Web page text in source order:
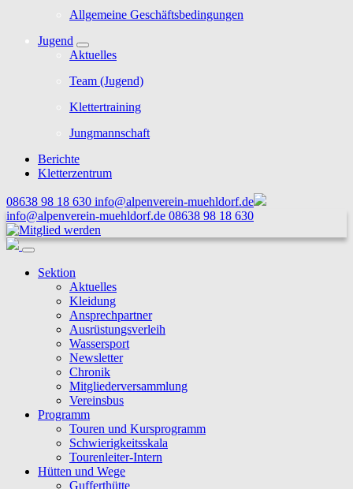
Allgemeine Geschäftsbedingungen
Jugend
Aktuelles
Team (Jugend)
Klettertraining
Jungmannschaft
Berichte
Kletterzentrum
08638 98 18 630 info@alpenverein-muehldorf.de
info@alpenverein-muehldorf.de 08638 98 18 630
Sektion
Aktuelles
Kleidung
Ansprechpartner
Ausrüstungsverleih
Wassersport
Newsletter
Chronik
Mitgliederversammlung
Vereinsbus
Programm
Touren und Kursprogramm
Schwierigkeitsskala
Tourenleiter-Intern
Hütten und Wege
Gufferthütte